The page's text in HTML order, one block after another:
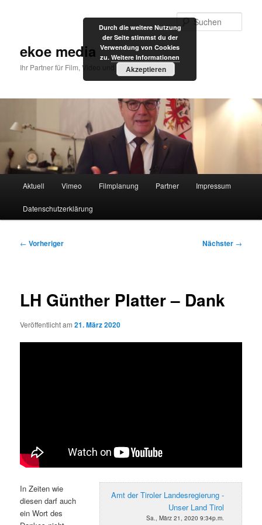
ekoe media
Ihr Partner für Film, Video und Internet
Aktuell Vimeo Filmplanung Partner Impressum
Datenschutzerklärung
Beitragsnavigation
← Vorheriger Nächster →
LH Günther Platter – Dank
Veröffentlicht am21. März 2020
Amt der Tiroler Landesregierung -
Unser Land Tirol
Sa., März 21, 2020 9:34p.m.
In Zeiten wie
diesen darf auch
ein Wort des
Durch die weitere Nutzung
der Seite stimmst du der
Verwendung von Cookies
zu. Weitere Informationen
Akzeptieren